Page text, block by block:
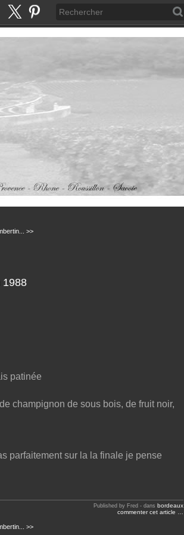
>>
patinée
champignon de sous bois, de fruit noir,
parfaitement sur la la finale je pense
Published by Fred -dans bordeaux
commenter cet article
>>